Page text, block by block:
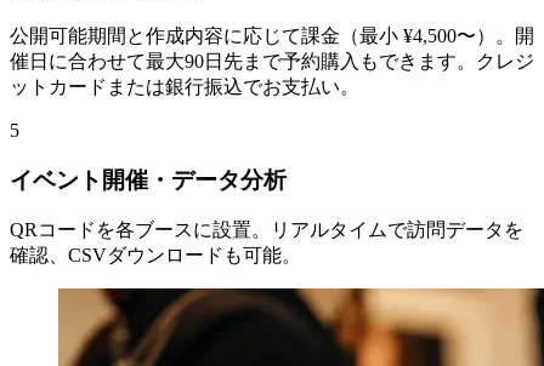
公開可能期間と作成内容に応じて課金（最小 ¥4,500〜）。開
催日に合わせて最大90日先まで予約購入もできます。クレジ
ットカードまたは銀行振込でお支払い。
5
イベント開催・データ分析
QRコードを各ブースに設置。リアルタイムで訪問データを
確認、CSVダウンロードも可能。